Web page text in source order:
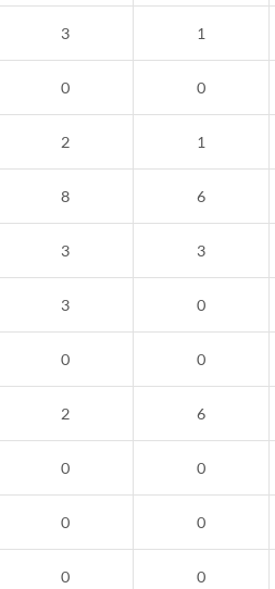
3 1
0 0
2 1
8 6
3 3
3 0
0 0
2 6
0 0
0 0
0 0